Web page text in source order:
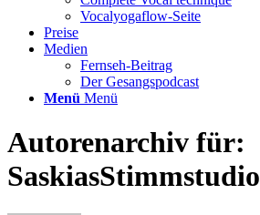
Vocalyogaflow-Seite
Preise
Medien
Fernseh-Beitrag
Der Gesangspodcast
Menü Menü
Autorenarchiv für:
SaskiasStimmstudio